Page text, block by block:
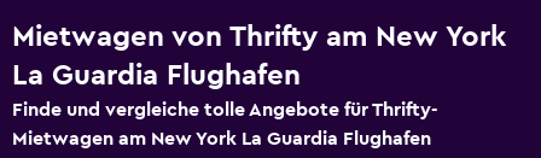
Mietwagen von Thrifty am New York
La Guardia Flughafen
Finde und vergleiche tolle Angebote für Thrifty-
Mietwagen am New York La Guardia Flughafen